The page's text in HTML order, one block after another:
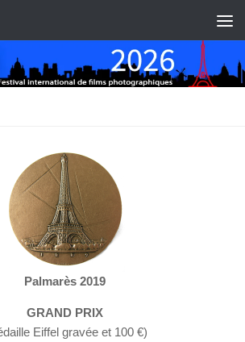
Palmarès 2019
GRAND PRIX
Eiffel gravée et 100 €)